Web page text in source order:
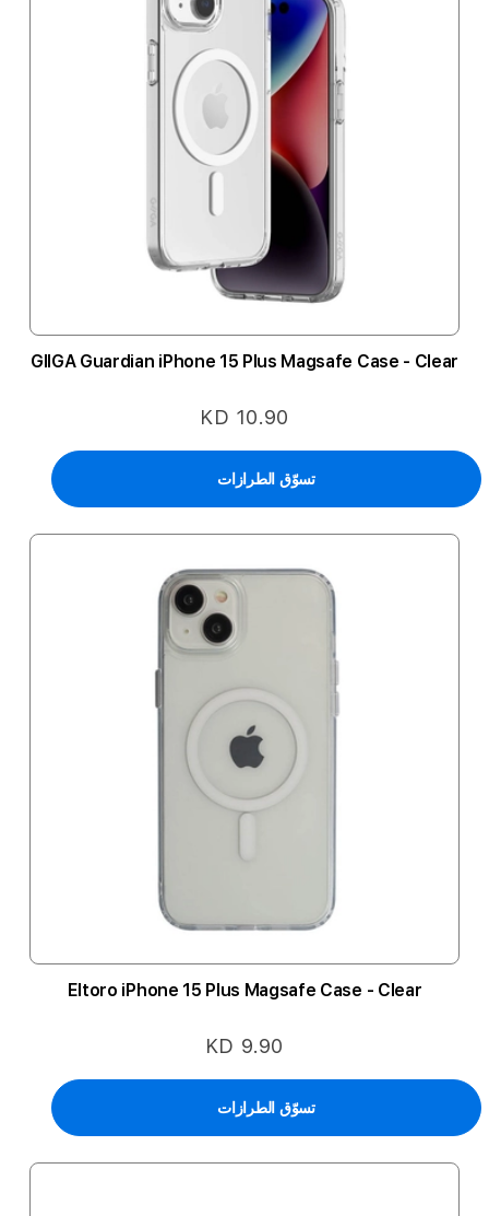
GIIGA Guardian iPhone 15 Plus Magsafe Case - Clear
KD 10.90
تسوّق الطرازات
Eltoro iPhone 15 Plus Magsafe Case - Clear
KD 9.90
تسوّق الطرازات